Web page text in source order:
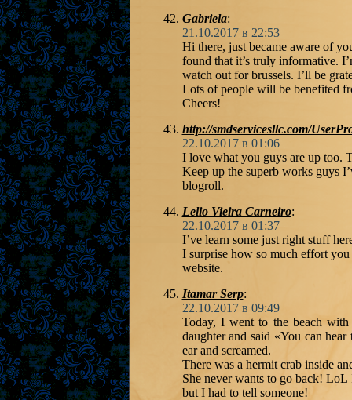
Gabriela:
21.10.2017 в 22:53
Hi there, just became aware of
found that it’s truly informative.
watch out for brussels. I’ll be
Lots of people will be benefited
Cheers!
http://smdservicesllc.com/
22.10.2017 в 01:06
I love what you guys are up too.
Keep up the superb works guys
blogroll.
Lelio Vieira Carneiro:
22.10.2017 в 01:37
I’ve learn some just right stuff
I surprise how so much effort
website.
Itamar Serp:
22.10.2017 в 09:49
Today, I went to the beach
daughter and said «You can
ear and screamed.
There was a hermit crab inside
She never wants to go back!
but I had to tell someone!